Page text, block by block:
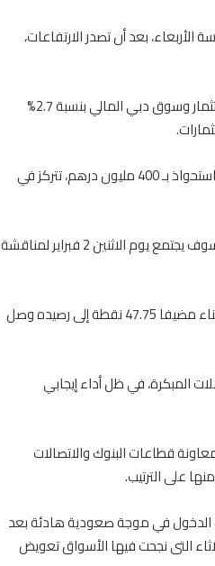
بعد أن تصدر الارتفاعات،
وجاء القطاع مرتفعا بنسبة 2.26% في ظل ارتفاع سهم دبي للاستثمار وسوق دبي المالي بنسبة 2.7%
وأعلنت شركة دبي للاستثمار، في وقت سابق أنها تخطيط لعمليات استحواذ بـ 400 مليون درهم، تتركز في
وأعلنت شركة سوق دبي المالي، اليوم الأربعاء أن مجلس الإدارة سوف يجتمع يوم الاثنين 2 فبراير لمناقشة
وسجل المؤشر العام لسوق دبي ارتفاعا نسبته 1.28% في تلك الأثناء مضيفا 47.75 نقطة إلى رصيده وصل
قد سجل ارتفاعا نسبته 0.27% بالتعاملات المبكرة، في ظل أداء إيجابي
قطاعات البنوك والاتصالات
الدخول في موجة صعودية هادئة بعد
التى نجحت فيها الأسواق تعويض